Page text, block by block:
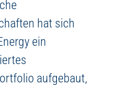
hat sich
ein
aufgebaut,